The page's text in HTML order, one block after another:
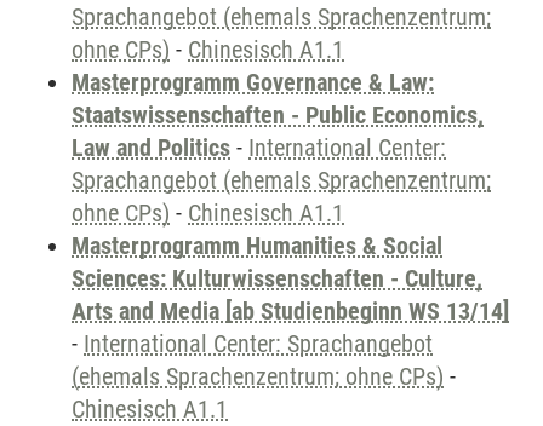
Sprachangebot (ehemals Sprachenzentrum;
ohne CPs) - Chinesisch A1.1
Masterprogramm Governance & Law:
Staatswissenschaften - Public Economics,
Law and Politics - International Center:
Sprachangebot (ehemals Sprachenzentrum;
ohne CPs) - Chinesisch A1.1
Masterprogramm Humanities & Social
Sciences: Kulturwissenschaften - Culture,
Arts and Media [ab Studienbeginn WS 13/14]
- International Center: Sprachangebot
(ehemals Sprachenzentrum; ohne CPs) -
Chinesisch A1.1